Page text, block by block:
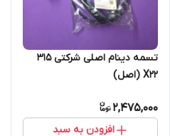
تسمه دینام اصلی شرکتی 315
X22 (اصل)
2,475,000
افزودن به سبد